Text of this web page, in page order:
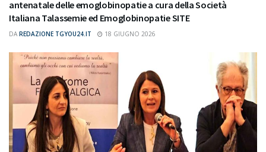
antenatale delle emoglobinopatie a cura della Società
Italiana Talassemie ed Emoglobinopatie SITE
DA REDAZIONE TGYOU24.IT 18 GIUGNO 2026